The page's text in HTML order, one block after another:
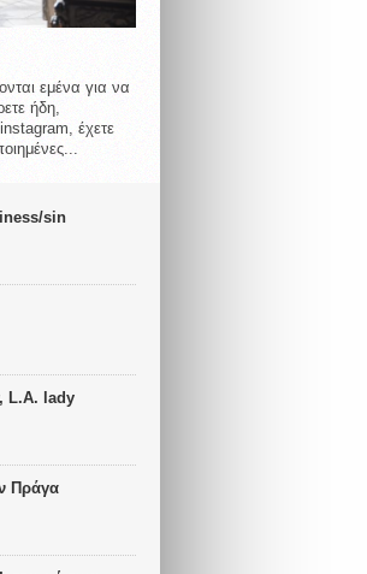
εμένα για να
ήδη,
έχετε
sin
L.A. lady
Πράγα